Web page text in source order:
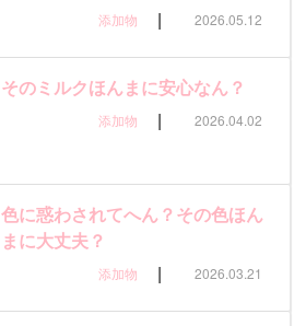
添加物 | 2026.05.12
そのミルクほんまに安心なん？
添加物 | 2026.04.02
色に惑わされてへん？その色ほん
まに大丈夫？
添加物 | 2026.03.21